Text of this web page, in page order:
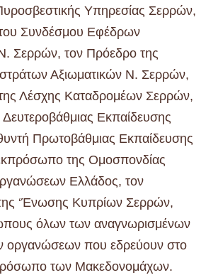
Υπηρεσίας Σερρών,
Συνδέσμου Εφέδρων
Σερρών, τον Πρόεδρο της
Αξιωματικών Ν. Σερρών,
Λέσχης Καταδρομέων Σερρών,
Δευτεροβάθμιας Εκπαίδευσης
Πρωτοβάθμιας Εκπαίδευσης
της Ομοσπονδίας
Ελλάδος, τον
‘Ένωσης Κυπρίων Σερρών,
όλων των αναγνωρισμένων
οργανώσεων που εδρεύουν στο
των Μακεδονομάχων.